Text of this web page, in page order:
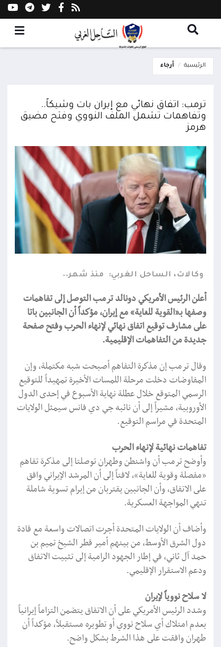
الرئيسية أرجاء
ترمب: اتفاق نهائي مع إيران بات وشيكاً..
وتفاهمات تشمل الملف النووي وفتح مضيق
هرمز
وكالات، الساحل الغربي: منذ شهر
أعلن الرئيس الأمريكي دونالد ترمب التوصل إلى تفاهمات
وصفها بـ«القوية للغاية» مع إيران، مؤكداً أن الجانبين باتا
على مشارف توقيع اتفاق نهائي لإنهاء الحرب وفتح صفحة
جديدة من التفاهمات الإقليمية.
وقال ترمب إن مذكرة التفاهم أصبحت شبه مكتملة، وإن
المفاوضات دخلت مرحلة اللمسات الأخيرة تمهيداً للتوقيع
الرسمي المتوقع خلال عطلة نهاية الأسبوع في إحدى الدول
الأوروبية، مشيراً إلى أن نائبه جي دي فانس سيمثل الولايات
المتحدة في مراسم التوقيع.
تفاهمات نهائية لإنهاء الحرب
وأوضح ترمب أن واشنطن وطهران توصلتا إلى مذكرة تفاهم
«مفصلة وقوية للغاية»، لافتاً إلى أن المرشد الإيراني وافق
على الاتفاق، وأن الجانبين يقتربان من إبرام تسوية شاملة
تنهي المواجهة العسكرية.
وأضاف أن الولايات المتحدة أجرت اتصالات واسعة مع قادة
دول الشرق الأوسط، من بينهم أمير قطر الشيخ تميم بن
حمد آل ثاني، في إطار الجهود الرامية إلى تثبيت الاتفاق
ودعم الاستقرار الإقليمي.
لا سلاح نووياً لإيران
وشدد الرئيس الأمريكي على أن الاتفاق يتضمن التزاماً إيرانياً
بعدم امتلاك أي سلاح نووي أو تطويره مستقبلاً، مؤكداً أن
طهران وافقت على هذا الشرط بشكل واضح.